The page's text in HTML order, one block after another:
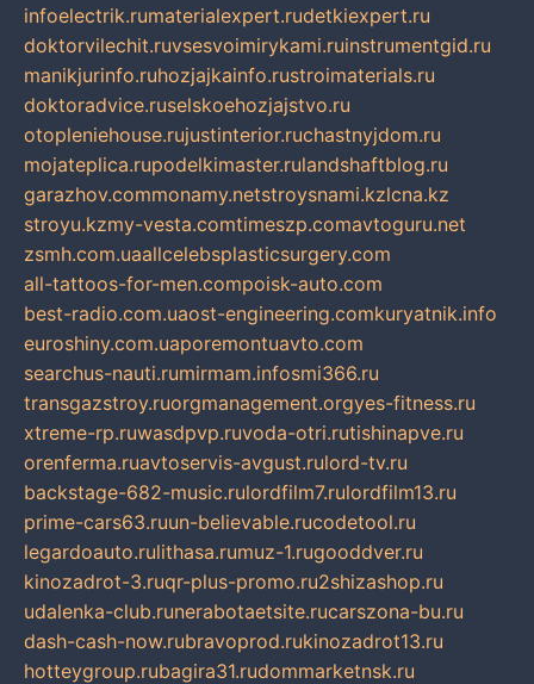
infoelectrik.rumaterialexpert.rudetkiexpert.ru
doktorvilechit.ruvsesvoimirykami.ruinstrumentgid.ru
manikjurinfo.ruhozjajkainfo.rustroimaterials.ru
doktoradvice.ruselskoehozjajstvo.ru
otopleniehouse.rujustinterior.ruchastnyjdom.ru
mojateplica.rupodelkimaster.rulandshaftblog.ru
garazhov.commonamy.netstroysnami.kzlcna.kz
stroyu.kzmy-vesta.comtimeszp.comavtoguru.net
zsmh.com.uaallcelebsplasticsurgery.com
all-tattoos-for-men.compoisk-auto.com
best-radio.com.uaost-engineering.comkuryatnik.info
euroshiny.com.uaporemontuavto.com
searchus-nauti.rumirmam.infosmi366.ru
transgazstroy.ruorgmanagement.orgyes-fitness.ru
xtreme-rp.ruwasdpvp.ruvoda-otri.rutishinapve.ru
orenferma.ruavtoservis-avgust.rulord-tv.ru
backstage-682-music.rulordfilm7.rulordfilm13.ru
prime-cars63.ruun-believable.rucodetool.ru
legardoauto.rulithasa.rumuz-1.rugooddver.ru
kinozadrot-3.ruqr-plus-promo.ru2shizashop.ru
udalenka-club.runerabotaetsite.rucarszona-bu.ru
dash-cash-now.rubravoprod.rukinozadrot13.ru
hotteygroup.rubagira31.rudommarketnsk.ru